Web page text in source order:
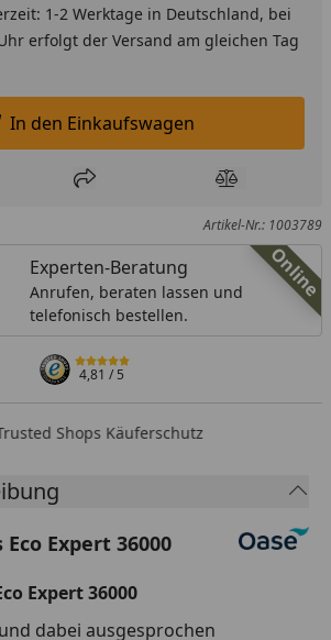
1-2 Werktage in Deutschland, bei
erfolgt der Versand am gleichen Tag
In den Einkaufswagen legen
In den Einkaufswagen
zur Wunschliste hinzufügen
Teilen Produkt
Artikel-Nr.: 1003789
Online
Experten-Beratung
Anrufen, beraten lassen und
telefonisch bestellen.
4,81/ 5
Shops Käuferschutz
Expert 36000
Expert 36000
dabei ausgesprochen